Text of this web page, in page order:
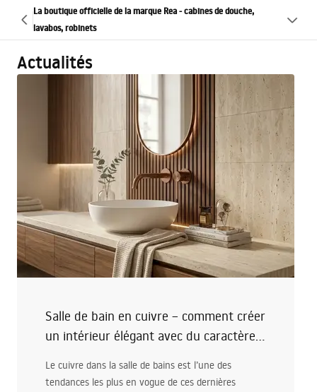
La boutique officielle de la marque Rea - cabines de douche,
lavabos, robinets
Actualités
Salle de bain en cuivre – comment créer
un intérieur élégant avec du caractère ?
Le cuivre dans la salle de bains est l’une des
tendances les plus en vogue de ces dernières